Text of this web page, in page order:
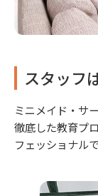
スタッフ
ミニメイド・サ
徹底した教育プ
フェッショナルで